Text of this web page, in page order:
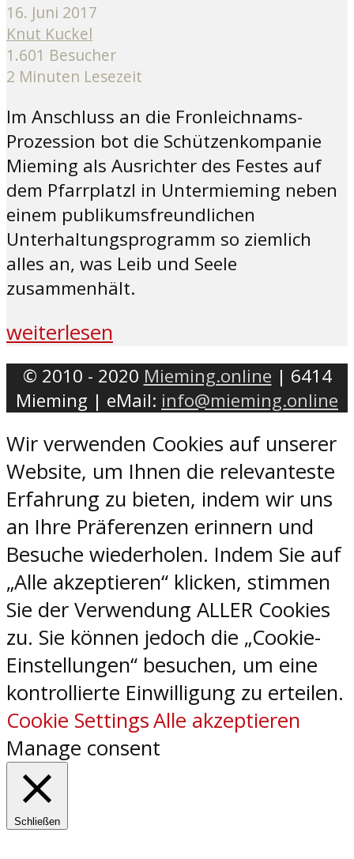
16. Juni 2017
Knut Kuckel
1.601 Besucher
2 Minuten Lesezeit
Im Anschluss an die Fronleichnams-
Prozession bot die Schützenkompanie
Mieming als Ausrichter des Festes auf
dem Pfarrplatzl in Untermieming neben
einem publikumsfreundlichen
Unterhaltungsprogramm so ziemlich
alles an, was Leib und Seele
zusammenhält.
weiterlesen
© 2010 - 2020 Mieming.online | 6414
Mieming | eMail: info@mieming.online
Wir verwenden Cookies auf unserer
Website, um Ihnen die relevanteste
Erfahrung zu bieten, indem wir uns
an Ihre Präferenzen erinnern und
Besuche wiederholen. Indem Sie auf
„Alle akzeptieren“ klicken, stimmen
Sie der Verwendung ALLER Cookies
zu. Sie können jedoch die „Cookie-
Einstellungen“ besuchen, um eine
kontrollierte Einwilligung zu erteilen.
Cookie SettingsAlle akzeptieren
Manage consent
Schließen